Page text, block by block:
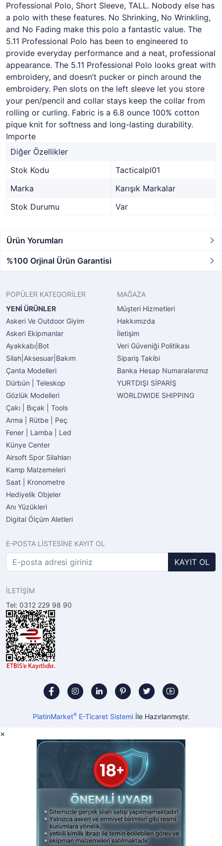
Professional Polo, Short Sleeve, TALL. Nobody else has
a polo with these features. No Shrinking, No Wrinkling,
and No Fading make this polo a fantastic value. The
5.11 Professional Polo has been to engineered to
provide everyday performance and a neat, professional
appearance. The 5.11 Professional Polo looks great with
embroidery, and doesn’t pucker or pinch around the
embroidery. Pen slots on the left sleeve let you store
your pen/pencil and collar stays keep the collar from
rolling or curling. Fabric is a 6.8 ounce 100% cotton
pique knit for softness and long-lasting durability.
Importe
Diğer Özellikler
Stok Kodu
Tacticalpl01
Marka
Karışık Markalar
Stok Durumu
Var
Ürün Yorumları
%100 Orjinal Ürün Garantisi
POPÜLER KATEGORİLER
YENİ ÜRÜNLER
Askeri Ve Outdoor Giyim
Askeri Ekipmanlar
Ayakkabı|Bot
Silah|Aksesuar|Bakım
Çanta Modelleri
Dürbün | Teleskop
Gözlük Modelleri
Çakı | Bıçak | Tools
Arma | Rütbe | Peç
Fener | Lamba | Led
Künye Center
Airsoft Spor Silahları
Kamp Malzemeleri
Saat | Kronometre
Hediyelik Objeler
Anı Yüzükleri
Digital Ölçüm Aletleri
MAĞAZA
Müşteri Hizmetleri
Hakkımızda
İletişim
Veri Güveniği Politikası
Sipariş Takibi
Banka Hesap Numaralarımız
YURTDIŞI SİPARİŞ
WORLDWIDE SHIPPING
E-POSTA LİSTESİNE KAYIT OL
KAYIT OL
İLETİŞİM
Tel: 0312 229 98 90
PlatinMarket®E-Ticaret Sistemiİle Hazırlanmıştır.
×